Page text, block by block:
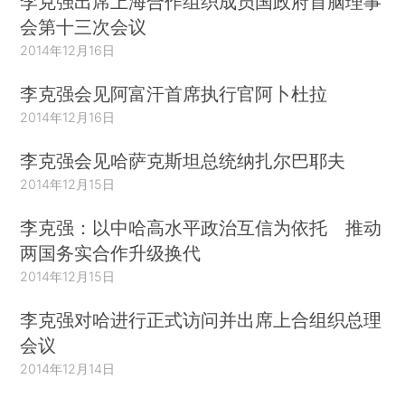
会第十三次会议
2014年12月16日
李克强会见阿富汗首席执行官阿卜杜拉
2014年12月16日
李克强会见哈萨克斯坦总统纳扎尔巴耶夫
2014年12月15日
李克强：以中哈高水平政治互信为依托 推动
两国务实合作升级换代
2014年12月15日
李克强对哈进行正式访问并出席上合组织总理
会议
2014年12月14日